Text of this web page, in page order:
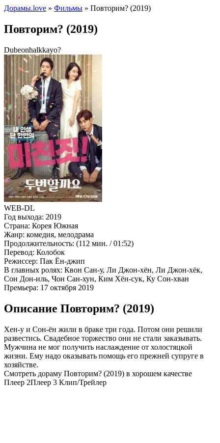
Дорамы.love » Фильмы » Повторим? (2019)
Повторим? (2019)
Dubeonhalkkayo?
WEB-DL
Год выхода: 2019
Страна: Корея Южная
Жанр: комедия, мелодрама
Продолжительность: (112 мин. / 01:52)
Перевод: Колобок
Режиссер: Пак Ён-джип
В главных ролях: Квон Сан-у, Ли Джон-хён, Ли Джон-хёк,
Сон Дон-иль, Чон Сан-хун, Ким Хён-сук, Ку Сон-хван
Премьера: 17 октября 2019
Описание Повторим? (2019)
Хен-у и Сон-ён жили в браке три года. Потом они решили
развестись. Свадебное торжество они не стали заказывать.
Мужчина не мог получить наслаждение от холостяцкой
жизни. Ему надо оказывать помощь его прежней супруге в
хозяйстве.
Смотреть дораму Повторим? (2019) в хорошем качестве
Плеер 2Плеер 3 Клип/Трейлер